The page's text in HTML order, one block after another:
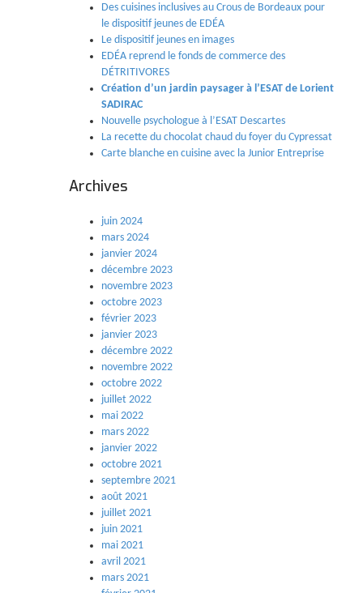
Des cuisines inclusives au Crous de Bordeaux pour
le dispositif jeunes de EDÉA
Le dispositif jeunes en images
EDÉA reprend le fonds de commerce des
DÉTRITIVORES
Création d’un jardin paysager à l’ESAT de Lorient
SADIRAC
Nouvelle psychologue à l’ESAT Descartes
La recette du chocolat chaud du foyer du Cypressat
Carte blanche en cuisine avec la Junior Entreprise
Archives
juin 2024
mars 2024
janvier 2024
décembre 2023
novembre 2023
octobre 2023
février 2023
janvier 2023
décembre 2022
novembre 2022
octobre 2022
juillet 2022
mai 2022
mars 2022
janvier 2022
octobre 2021
septembre 2021
août 2021
juillet 2021
juin 2021
mai 2021
avril 2021
mars 2021